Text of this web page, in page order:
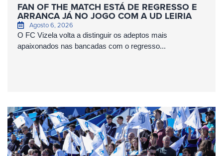
FAN OF THE MATCH ESTÁ DE REGRESSO E
ARRANCA JÁ NO JOGO COM A UD LEIRIA
Agosto 6, 2026
O FC Vizela volta a distinguir os adeptos mais
apaixonados nas bancadas com o regresso...